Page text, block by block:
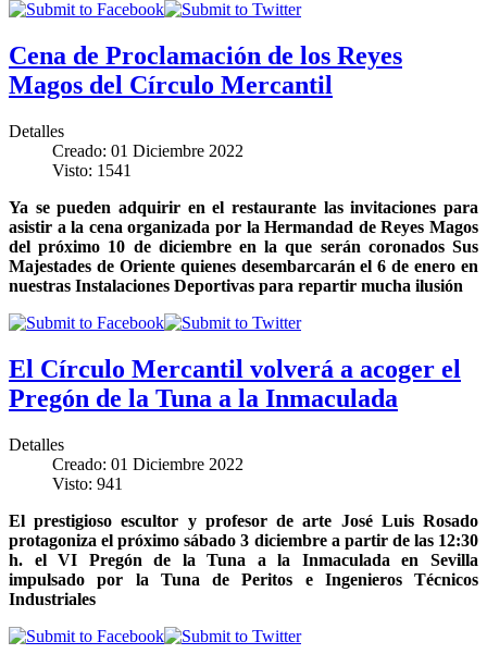
Cena de Proclamación de los Reyes
Magos del Círculo Mercantil
Detalles
Creado: 01 Diciembre 2022
Visto: 1541
Ya se pueden adquirir en el restaurante las invitaciones para
asistir a la cena organizada por la Hermandad de Reyes Magos
del próximo 10 de diciembre en la que serán coronados Sus
Majestades de Oriente quienes desembarcarán el 6 de enero en
nuestras Instalaciones Deportivas para repartir mucha ilusión
El Círculo Mercantil volverá a acoger el
Pregón de la Tuna a la Inmaculada
Detalles
Creado: 01 Diciembre 2022
Visto: 941
El prestigioso escultor y profesor de arte José Luis Rosado
protagoniza el próximo sábado 3 diciembre a partir de las 12:30
h. el VI Pregón de la Tuna a la Inmaculada en Sevilla
impulsado por la Tuna de Peritos e Ingenieros Técnicos
Industriales